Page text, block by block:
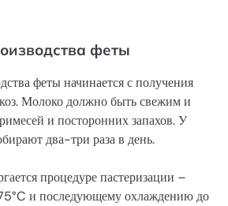
феты
феты начинается с получения
Молоко должно быть свежим и
и посторонних запахов. У
два-три раза в день.
процедуре пастеризации –
и последующему охлаждению до